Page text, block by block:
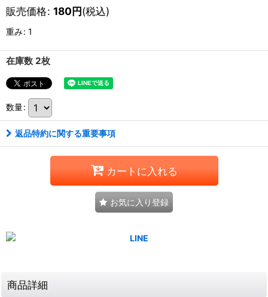
販売価格: 180円(税込)
重み: 1
在庫数 2枚
数量:
返品特約に関する重要事項
カートに入れる
お気に入り登録
商品詳細